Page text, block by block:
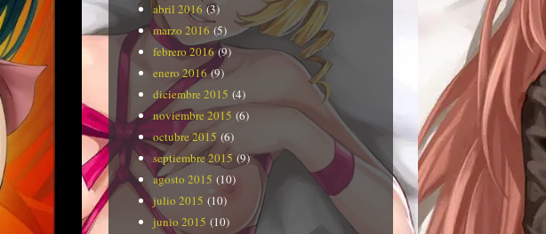
abril 2016 (3)
marzo 2016 (5)
febrero 2016(9)
enero 2016(9)
diciembre 2015 (4)
noviembre 2015 (6)
octubre 2015 (6)
septiembre 2015 (9)
agosto 2015 (10)
julio 2015 (10)
junio 2015 (10)